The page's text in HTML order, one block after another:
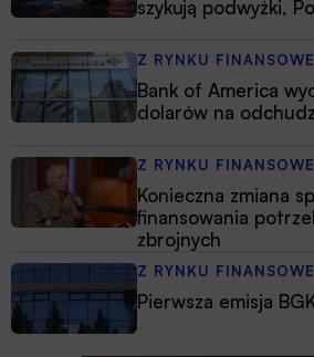
szykują podwyżki,
Z RYNKU
Bank of America
dolarów na
Z RYNKU
Konieczna zmiana
finansowania
zbrojnych
Z RYNKU
Pierwsza emisja